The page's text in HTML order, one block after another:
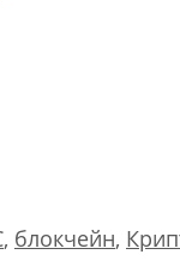
, блокчейн,